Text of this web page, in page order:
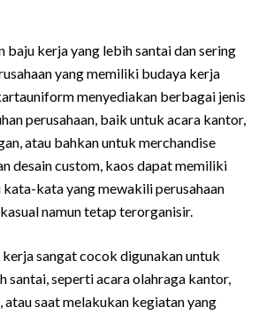
baju kerja yang lebih santai dan sering
yang memiliki budaya kerja
menyediakan berbagai jenis
perusahaan, baik untuk acara kantor,
atau bahkan untuk merchandise
desain custom, kaos dapat memiliki
kata-kata yang mewakili perusahaan
namun tetap terorganisir.
sangat cocok digunakan untuk
santai, seperti acara olahraga kantor,
atau saat melakukan kegiatan yang